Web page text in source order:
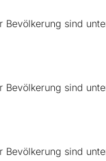
sind
sind
sind